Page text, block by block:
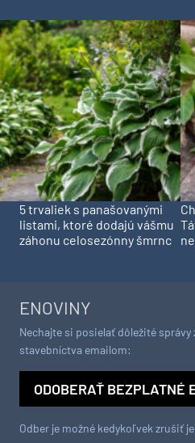
5 trvaliek s panašovanými
listami, ktoré dodajú vášmu
záhonu celosezónny šmrnc
ENOVINY
Nechajte si posielať dôležité
stavebníctva emailom:
ODOBERAŤ BEZPLATNÉ
Odber je možné kedykoľvek zrušiť